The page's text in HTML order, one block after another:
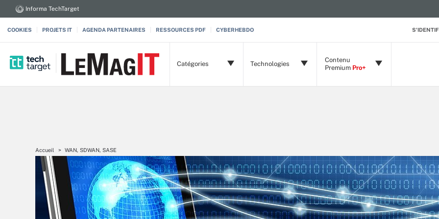
Informa TechTarget
COOKIES PROJETS IT AGENDA PARTENAIRES RESSOURCES PDF CYBERHEBDO
Catégories Technologies
Contenu
Premium Pro+
Accueil WAN, SDWAN, SASE